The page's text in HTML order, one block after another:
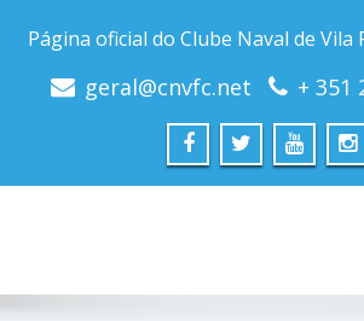
Página oficial do Clube Naval de Vila
geral@cnvfc.net + 351